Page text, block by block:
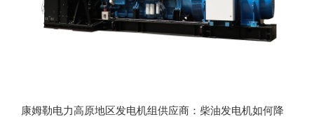
康姆勒电力高原地区发电机组供应商：柴油发电机如何降